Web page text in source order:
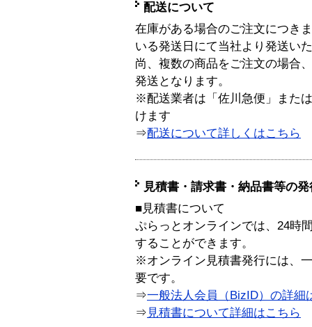
配送について
在庫がある場合のご注文につき
いる発送日にて当社より発送い
尚、複数の商品をご注文の場合
発送となります。
※配送業者は「佐川急便」また
けます
⇒配送について詳しくはこちら
見積書・請求書・納品書等の
■見積書について
ぷらっとオンラインでは、24時
することができます。
※オンライン見積書発行には、
要です。
⇒一般法人会員（BizID）の詳細
⇒ 見積書について詳細はこちら